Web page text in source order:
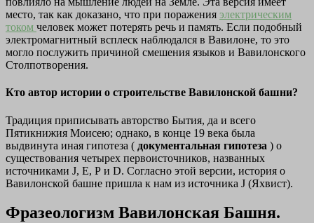
место, так как доказано, что при поражения электрическим
током человек может потерять речь и память. Если подобный
электромагнитный всплеск наблюдался в Вавилоне, то это
могло послужить причиной смешения языков и Вавилонского
Столпотворения.
Кто автор истории о строительстве Вавилонской башни?
Традиция приписывать авторство Бытия, да и всего
Пятикнижия Моисею; однако, в конце 19 века была
выдвинута иная гипотеза ( документальная гипотеза ) о
существования четырех первоисточников, названных
источниками J, Е, Р и D. Согласно этой версии, история о
Вавилонской башне пришла к нам из источника J (Яхвист).
Фразеологизм Вавилонская Башня.